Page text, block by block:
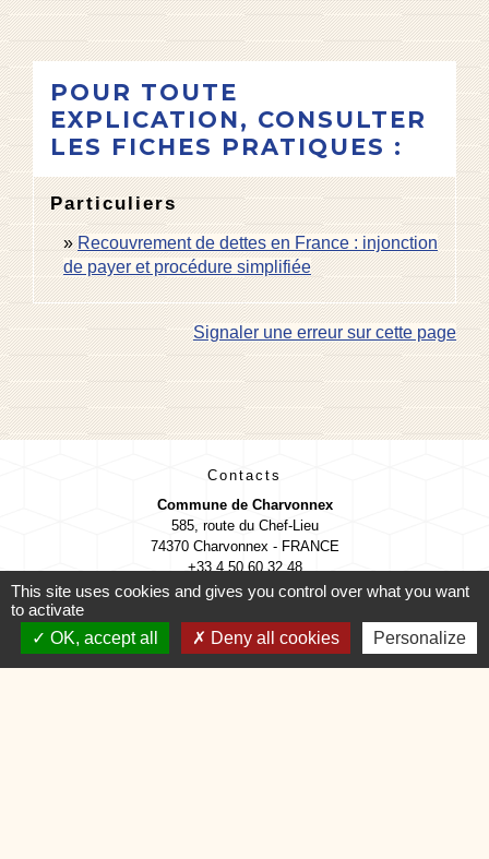
POUR TOUTE
EXPLICATION, CONSULTER
LES FICHES PRATIQUES :
Particuliers
Recouvrement de dettes en France : injonction
de payer et procédure simplifiée
Signaler une erreur sur cette page
Contacts
Commune de Charvonnex
585, route du Chef-Lieu
74370 Charvonnex - FRANCE
+33 4 50 60 32 48
Contact par formulaire
🕐 HORAIRES de MAIRIE
This site uses cookies and gives you control over what you want
to activate
OK, accept all
Deny all cookies Personalize